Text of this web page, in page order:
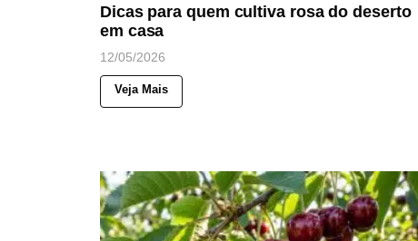
Dicas para quem cultiva rosa do deserto
em casa
12/05/2026
Veja Mais